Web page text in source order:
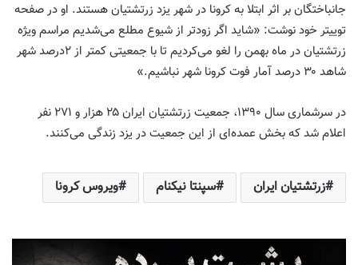
جانباختگان بر اثر ابتلا به کرونا در شهر یزد زرتشتیان هستند. او در صفحه
توییتر خود نوشت: «شاید اگر زودتر از شیوع مطلع می‌شدیم مراسم ویژه
زرتشتیان در ماه بهمن را لغو می‌کردیم تا با جمعیتی کمتر از ۲درصد شهر
شاهد ۳۰ درصد آمار فوت کرونا شهر نباشیم.»
در سرشماری سال ۱۳۹۰، جمعیت زرتشتیان ایران ۲۵ هزار و ۲۷۱ نفر
اعلام شد که بخش عمده‌ای از این جمعیت در یزد زندگی می‌کنند.
زرتشتیان ایران سپنتا نیکنام ویروس کرونا